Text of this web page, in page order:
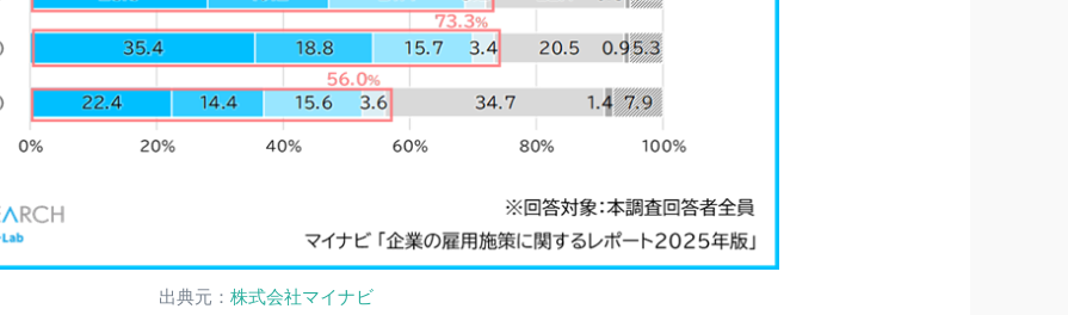
出典元： 株式会社マイナビ